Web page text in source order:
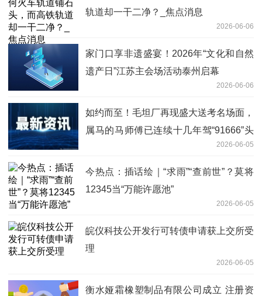
轨道却一干二净？_焦点消息
2026-06-06
家门口享非遗盛宴！2026年“文化和自然
遗产日”江苏主会场活动泰州启幕
2026-06-06
如约而至！毛坦厂再现盛大送考名场面，
属马的马师傅已连续十几年驾“91666”头
2026-06-05
今热点：插话绘｜“求雨”“查前世”？莫将
12345当“万能许愿池”
2026-06-05
皖仪科技公开发行可转债申请获上交所受
理
2026-06-05
衡水娅霜橡塑制品有限公司成立 注册资